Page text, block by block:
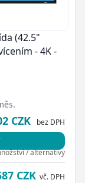
(42.5"
- 4K -
CZK bez DPH
/ alternativy
CZK vč. DPH